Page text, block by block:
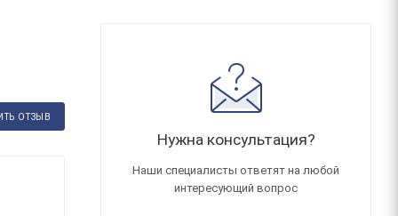
ОТЗЫВ
Нужна консультация?
Наши специалисты ответят на любой
интересующий вопрос